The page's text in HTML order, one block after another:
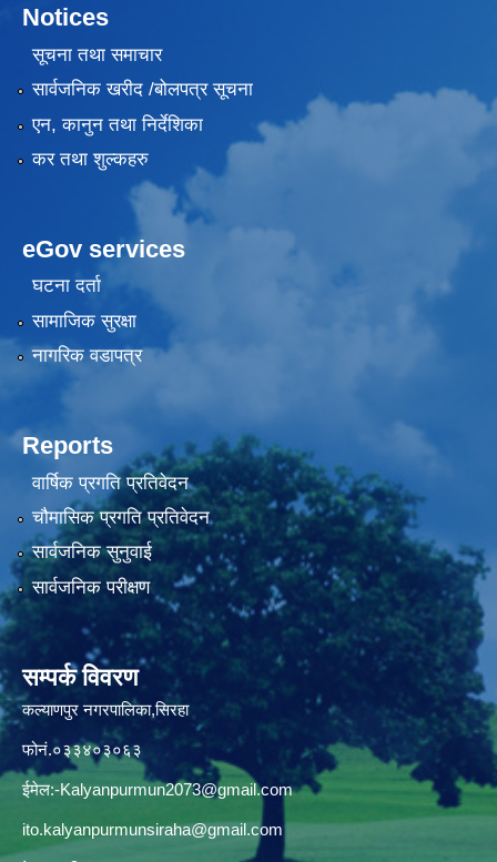
Notices
सूचना तथा समाचार
सार्वजनिक खरीद /बोलपत्र सूचना
एन, कानुन तथा निर्देशिका
कर तथा शुल्कहरु
eGov services
घटना दर्ता
सामाजिक सुरक्षा
नागरिक वडापत्र
Reports
वार्षिक प्रगति प्रतिवेदन
चौमासिक प्रगति प्रतिवेदन
सार्वजनिक सुनुवाई
सार्वजनिक परीक्षण
सम्पर्क विवरण
कल्याणपुर नगरपालिका,सिरहा
फोनं.०३३४०३०६३
ईमेल:-Kalyanpurmun2073@gmail.com
ito.kalyanpurmunsiraha@gmail.com